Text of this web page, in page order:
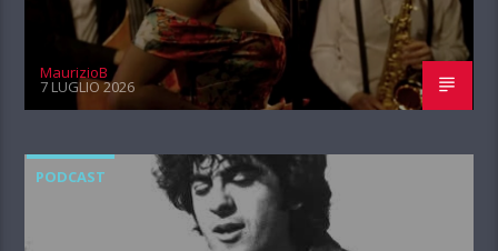
MaurizioB
7 LUGLIO 2026
PODCAST